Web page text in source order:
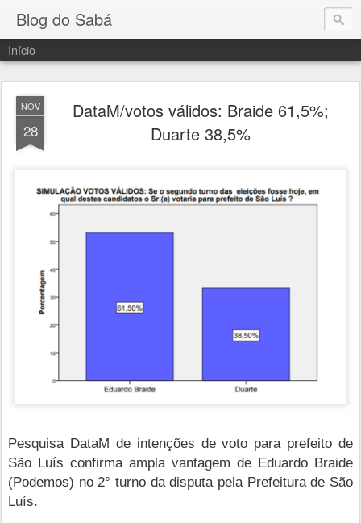
Blog do Sabá
Início
NOV
28
DataM/votos válidos: Braide 61,5%;
Duarte 38,5%
Pesquisa DataM de intenções de voto para prefeito de
São Luís confirma ampla vantagem de Eduardo Braide
(Podemos) no 2° turno da disputa pela Prefeitura de São
Luís.